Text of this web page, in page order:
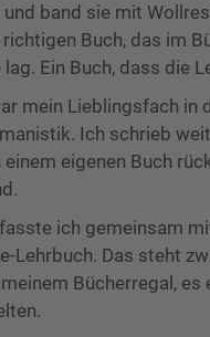
band sie mit
Buch, das im
lag. Ein Buch, dass die
mein Lieblingsfach in
Ich schrieb
einem eigenen Buch
ich gemeinsam
Lehrbuch. Das steht
Bücherregal,